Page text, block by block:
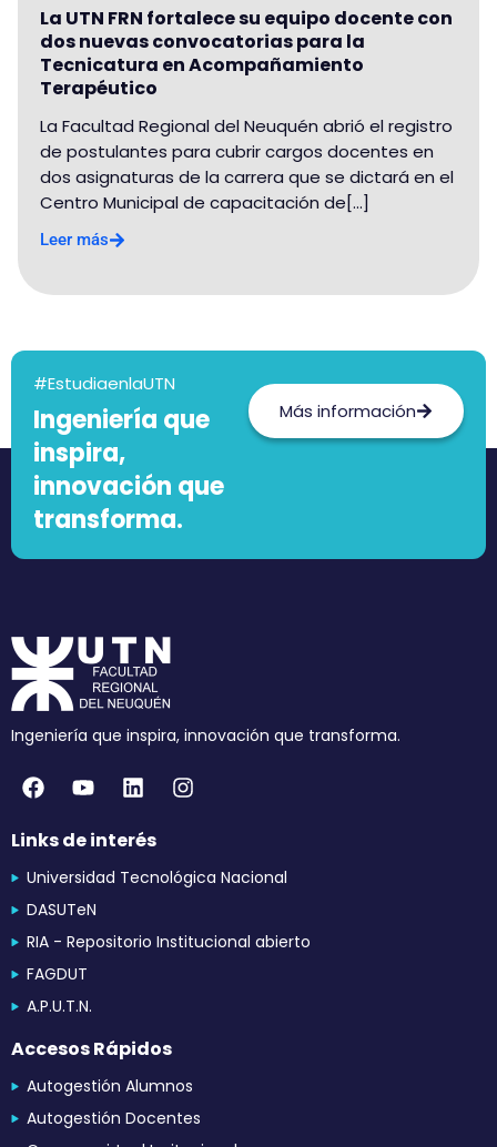
La UTN FRN fortalece su equipo docente con
dos nuevas convocatorias para la
Tecnicatura en Acompañamiento
Terapéutico
La Facultad Regional del Neuquén abrió el registro
de postulantes para cubrir cargos docentes en
dos asignaturas de la carrera que se dictará en el
Centro Municipal de capacitación de[...]
Leer más
#EstudiaenlaUTN
Ingeniería que
inspira,
innovación que
transforma.
Más información
Ingeniería que inspira, innovación que transforma.
Links de interés
Universidad Tecnológica Nacional
DASUTeN
RIA - Repositorio Institucional abierto
FAGDUT
A.P.U.T.N.
Accesos Rápidos
Autogestión Alumnos
Autogestión Docentes